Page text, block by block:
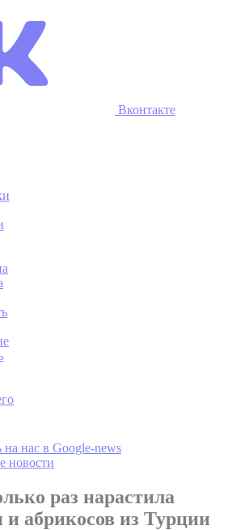
Вконтакте
наc в Google-news
новости
раз нарастила
абрикосов из Турции